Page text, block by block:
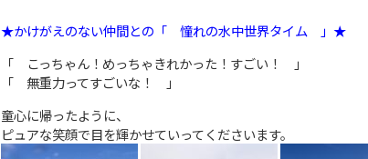
★かけがえのない仲間との「 憧れの水中世界タイム 」★
「 こっちゃん！めっちゃきれかった！すごい！ 」
「 無重力ってすごいな！ 」
童心に帰ったように、
ピュアな笑顔で目を輝かせていってくださいます。